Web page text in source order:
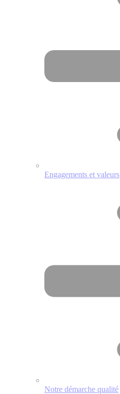
Engagements et valeurs
Notre démarche qualité